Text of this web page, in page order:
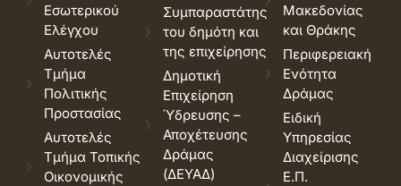
Εσωτερικού
Ελέγχου
Αυτοτελές
Τμήμα
Πολιτικής
Προστασίας
Αυτοτελές
Τμήμα Τοπικής
Οικονομικής
Συμπαραστάτης
του δημότη και
της επιχείρησης
Δημοτική
Επιχείρηση
Ύδρευσης –
Αποχέτευσης
Δράμας
(ΔΕΥΑΔ)
Μακεδονίας
και Θράκης
Περιφερειακή
Ενότητα
Δράμας
Ειδική
Υπηρεσίας
Διαχείρισης
Ε.Π.